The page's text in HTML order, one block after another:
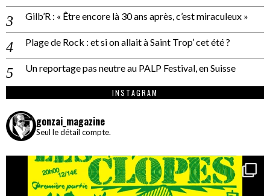
Gilb’R : « Être encore là 30 ans après, c’est miraculeux »
Plage de Rock : et si on allait à Saint Trop’ cet été ?
Un reportage pas neutre au PALP Festival, en Suisse
INSTAGRAM
gonzai_magazine
Seul le détail compte.